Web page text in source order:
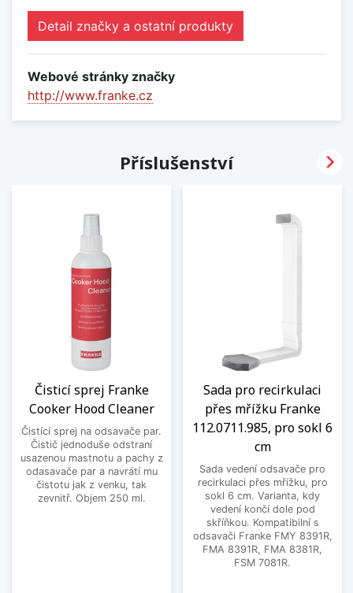
Detail značky a ostatní produkty
Webové stránky značky
http://www.franke.cz
Příslušenství
Čisticí sprej Franke
Cooker Hood Cleaner
Čistící sprej na odsavače par.
Čistič jednoduše odstraní
usazenou mastnotu a pachy z
odasavače par a navrátí mu
čistotu jak z venku, tak
zevnitř. Objem 250 ml.
Sada pro recirkulaci
přes mřížku Franke
112.0711.985, pro sokl 6
cm
Sada vedení odsavače pro
recirkulaci přes mřížku, pro
sokl 6 cm. Varianta, kdy
vedení končí dole pod
skříňkou. Kompatibilní s
odsavači Franke FMY 8391R,
FMA 8391R, FMA 8381R,
FSM 7081R.
